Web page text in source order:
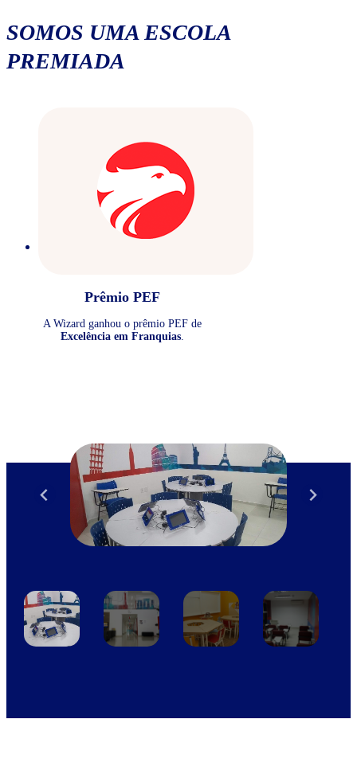
SOMOS UMA ESCOLA
PREMIADA
Prêmio PEF
A Wizard ganhou o prêmio PEF de
Excelência em Franquias.